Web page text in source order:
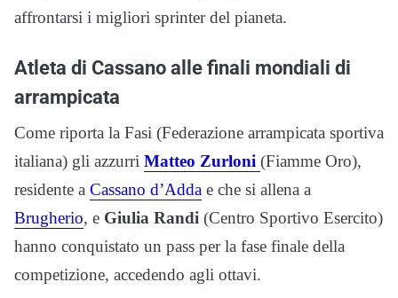
affrontarsi i migliori sprinter del pianeta.
Atleta di Cassano alle finali mondiali di
arrampicata
Come riporta la Fasi (Federazione arrampicata sportiva
italiana) gli azzurri Matteo Zurloni (Fiamme Oro),
residente a Cassano d’Adda e che si allena a
Brugherio, e Giulia Randi (Centro Sportivo Esercito)
hanno conquistato un pass per la fase finale della
competizione, accedendo agli ottavi.